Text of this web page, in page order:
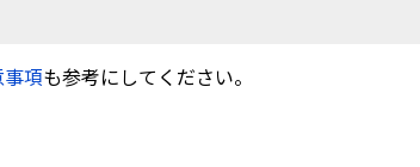
項も参考にしてください。